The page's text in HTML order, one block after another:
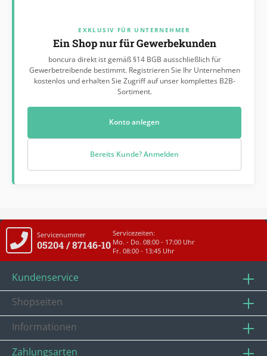
EXKLUSIV FÜR UNTERNEHMER
Ein Shop nur für Gewerbekunden
boncura direkt ist gemäß §14 BGB ausschließlich für
Gewerbetreibende bestimmt. Registrieren Sie Ihr Unternehmen
kostenlos und erhalten Sie Zugriff auf unser komplettes B2B-
Sortiment.
Konto anlegen
Bereits Kunde? Anmelden
Servicenummer
05204 / 87146-10
Servicezeiten:
Mo. - Do. 08:00 - 17:00 Uhr
Fr. 08:00 - 13:45 Uhr
Kundenservice
Shopseiten
Informationen
Zahlungsarten